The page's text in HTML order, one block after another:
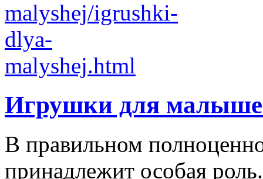
Игрушки для
В правильном
принадлежит особая